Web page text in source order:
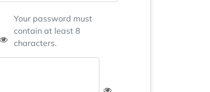
Your password must
contain at least 8
characters.